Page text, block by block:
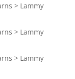
> Lammy
> Lammy
> Lammy